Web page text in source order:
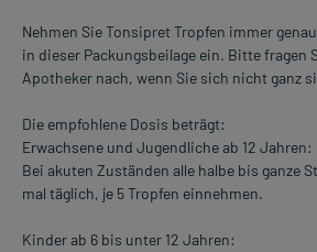
Nehmen Sie Tonsipret Tropfen immer
in dieser Packungsbeilage ein. Bitte fragen
Apotheker nach, wenn Sie sich nicht ganz
Die empfohlene Dosis beträgt:
Erwachsene und Jugendliche ab 12 Jahren:
Bei akuten Zuständen alle halbe bis ganze
mal täglich, je 5 Tropfen einnehmen.
Kinder ab 6 bis unter 12 Jahren: